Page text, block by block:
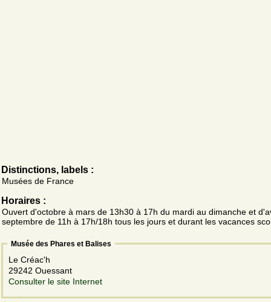
Distinctions, labels :
Musées de France
Horaires :
Ouvert d'octobre à mars de 13h30 à 17h du mardi au dimanche et
septembre de 11h à 17h/18h tous les jours et durant les vacances
Musée des Phares et Balises
Le Créac'h
29242 Ouessant
Consulter le site Internet